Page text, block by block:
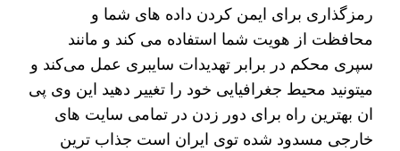
رمزگذاری برای ایمن کردن داده های شما و
محافظت از هویت شما استفاده می کند و مانند
سپری محکم در برابر تهدیدات سایبری عمل می‌کند و
میتونید محیط جغرافیایی خود را تغییر دهید این وی پی
ان بهترین راه برای دور زدن در تمامی سایت های
خارجی مسدود شده توی ایران است جذاب ترین